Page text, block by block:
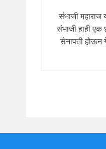
संभाजी महाराज
संभाजी हाही एक
सेनापती होऊन